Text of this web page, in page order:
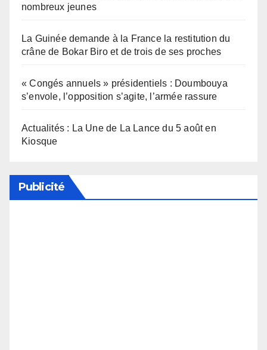
nombreux jeunes
La Guinée demande à la France la restitution du
crâne de Bokar Biro et de trois de ses proches
« Congés annuels » présidentiels : Doumbouya
s’envole, l’opposition s’agite, l’armée rassure
Actualités : La Une de La Lance du 5 août en
Kiosque
Publicité